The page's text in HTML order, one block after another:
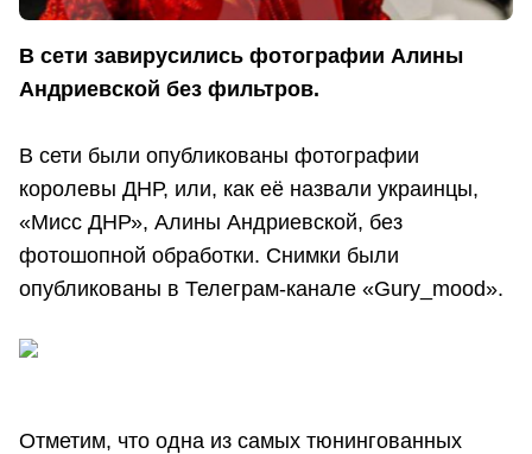
В сети завирусились фотографии Алины
Андриевской без фильтров.
В сети были опубликованы фотографии
королевы ДНР, или, как её назвали украинцы,
«Мисс ДНР», Алины Андриевской, без
фотошопной обработки. Снимки были
опубликованы в Телеграм-канале «Gury_mood».
Отметим, что одна из самых тюнингованных